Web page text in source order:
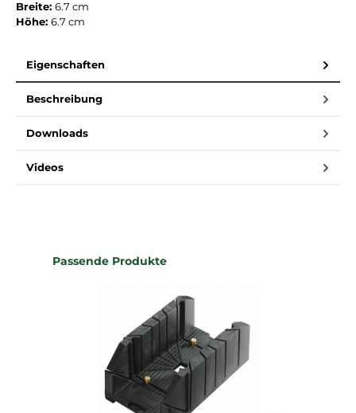
Breite: 6.7 cm
Höhe: 6.7 cm
Eigenschaften
Beschreibung
Downloads
Videos
Produktgalerie überspringen
Passende Produkte